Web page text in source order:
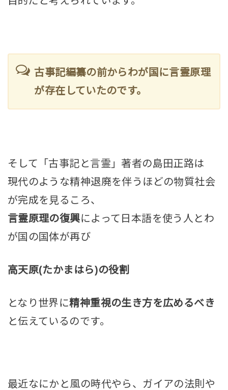
古事記編纂の前からわが国に言霊原理
が存在していたのです。
そして「古事記と言霊」著者の島田正路は
現代のような精神退廃を伴うほどの物質社会
が完成を見るころ、
言霊原理の復興によって日本語を使う人とわ
が国の国体が再び
高天原(たかまはら)の役割
となり世界に精神重視の生き方を広めるべき
と伝えているのです。
最近なにかと風の時代やら、ガイアの法則や